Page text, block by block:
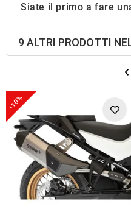
Siate il primo a fare
9 ALTRI PRODOTTI
-10%